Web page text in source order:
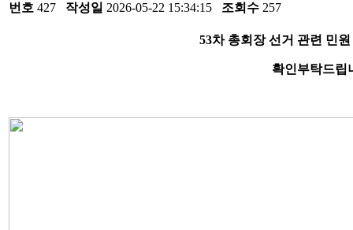
번호 427 작성일 2026-05-22 15:34:15 조회수 257
53차 총회장 선거 관련 민
확인부탁드립